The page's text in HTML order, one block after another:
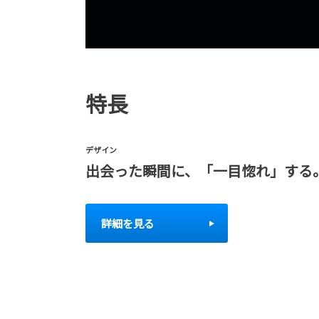
特長
デザイン
出会った瞬間に、「一目惚れ」する
詳細を見る